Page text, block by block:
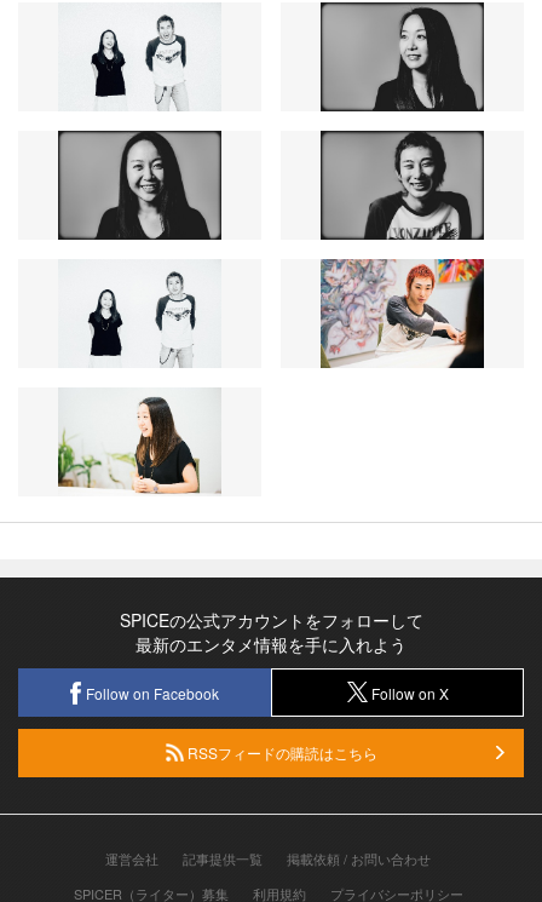
SPICEの公式アカウントをフォローして
最新のエンタメ情報を手に入れよう
Follow on Facebook Follow on X
RSSフィードの購読はこちら
運営会社 記事提供一覧
掲載依頼 / お問い合わせ
SPICER（ライター）募集
利用規約 プライバシーポリシー